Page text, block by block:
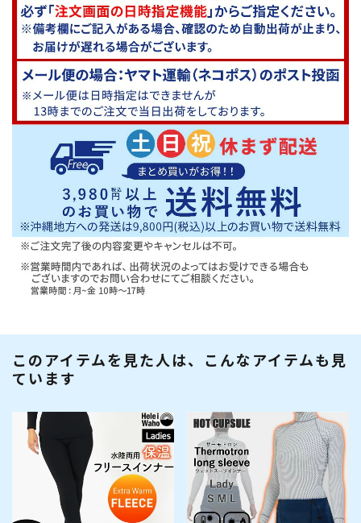
このアイテムを見た人は、こんなアイテムも見
ています